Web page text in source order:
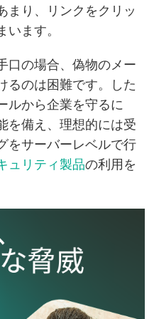
まり、リンクをクリッ
ます。
口の場合、偽物のメー
るのは困難です。した
ルから企業を守るに
を備え、理想的には受
をサーバーレベルで行
ュリティ製品の利用を